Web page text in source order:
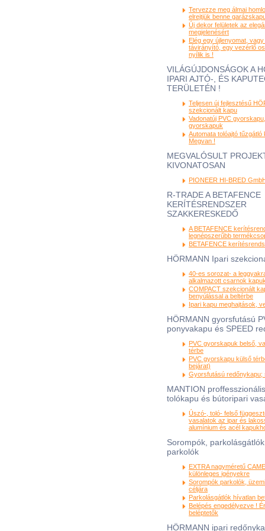
Tervezze meg álmai
elrejtjük benne
Új dekor felületek az
megjelenésért
Elég egy újlenyomat,
távirányító, egy vezérlő
nyílik is !
VILÁGÚJDONSÁGOK A
IPARI AJTÓ-, ÉS
TERÜLETÉN !
Teljesen új fejlesztésű
szekcionált kapu
Vadonatúj PVC
gyorskapuk
Automata tolóajtó tűzgátló
Megvan !
MEGVALÓSULT
KIVONATOSAN
PIONEER HI-BRED
R-TRADE A BETAFENCE
KERÍTÉSRENDSZER
SZAKKERESKEDŐ
A BETAFENCE
legnépszerűbb
BETAFENCE
HÖRMANN Ipari
40-es sorozat- a
alkalmazott csarnok
COMPACT szekcionált
benyúlással a beltérbe
Ipari kapu meghajtások,
HÖRMANN gyorsfutású
ponyvakapu és SPEED
PVC gyorskapuk belső,
térbe
PVC gyorskapu külső
bejárat)
Gyorsfutású redőnykapu;
MANTION
tolókapu és bútoripari
Úszó-, toló- felső
vasalatok az ipar és
alumínium és acél
Sorompók,
parkolók
EXTRA nagyméretű
különleges igényekre
Sorompók parkolók,
céljára
Parkolásgátlók hívatlan
Belépés engedélyezve !
beléptetők
HÖRMANN ipari